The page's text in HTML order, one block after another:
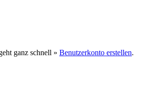
ganz schnell » Benutzerkonto erstellen.